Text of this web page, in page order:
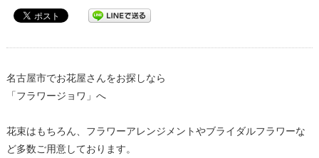
名古屋市でお花屋さんをお探しなら
「フラワージョワ」へ
花束はもちろん、フラワーアレンジメントやブライダルフラワーな
ど多数ご用意しております。